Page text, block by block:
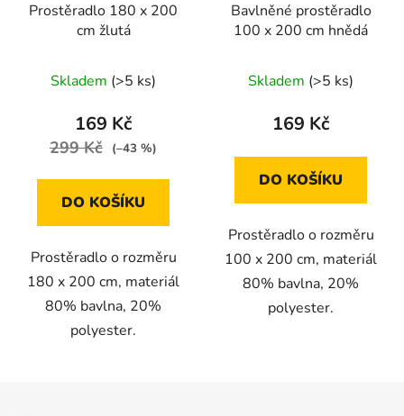
Prostěradlo 180 x 200
cm žlutá
Skladem (>5 ks)
169 Kč
299 Kč (–43 %)
DO KOŠÍKU
Prostěradlo o rozměru
180 x 200 cm, materiál
80% bavlna, 20%
polyester.
Bavlněné prostěradlo
100 x 200 cm hnědá
Skladem (>5 ks)
169 Kč
DO KOŠÍKU
Prostěradlo o rozměru
100 x 200 cm, materiál
80% bavlna, 20%
polyester.